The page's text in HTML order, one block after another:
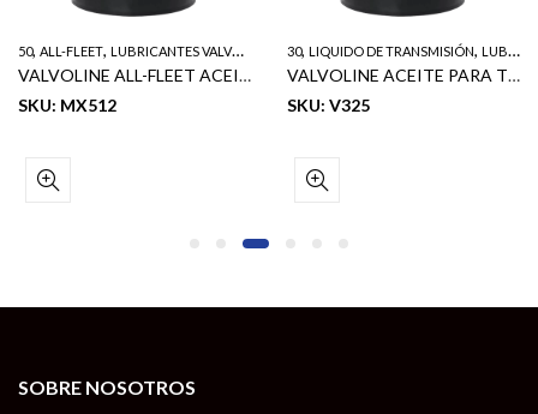
50, ALL-FLEET, LUBRICANTES VALVOLINE SERVICIO PESADO
VALVOLINE ALL-FLEET ACEITE DE MOTOR DIESEL SERVICIO PESADO SAE 50 5GL
SKU: MX512
30, LIQUIDO DE TRANSMISIÓN, LUBRICANTES VALVOLINE
VALVOLINE ACEITE PARA TRANSMISION DEL TREN DE TRANSMISION SAE 30 5GL
SKU: V325
SOBRE NOSOTROS